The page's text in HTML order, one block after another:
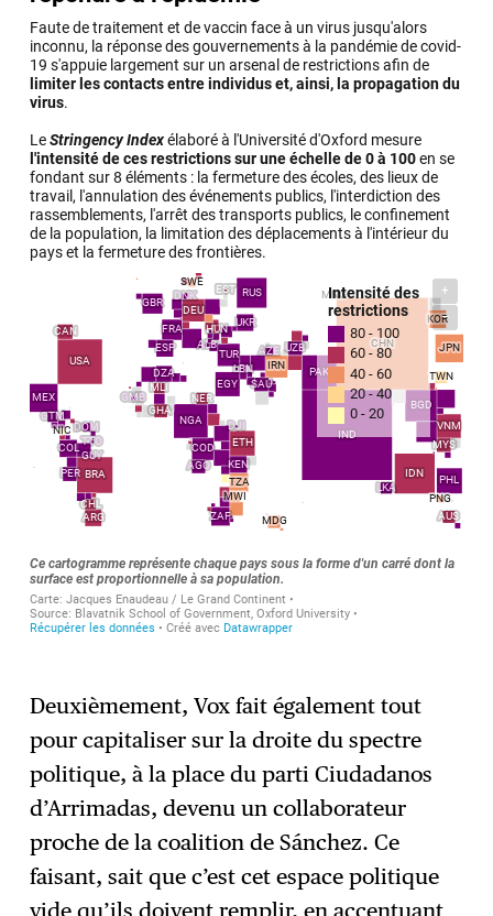
Deuxièmement, Vox fait également tout
pour capitaliser sur la droite du spectre
politique, à la place du parti Ciudadanos
d’Arrimadas, devenu un collaborateur
proche de la coalition de Sánchez. Ce
faisant, sait que c’est cet espace politique
vide qu’ils doivent remplir, en accentuant